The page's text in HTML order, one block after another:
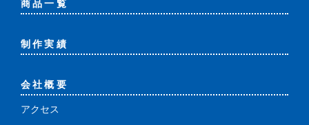
商品一覧
制作実績
会社概要
アクセス